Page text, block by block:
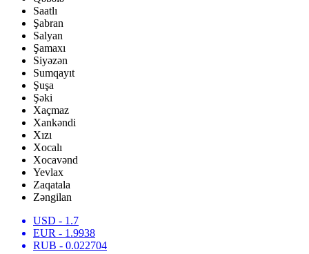
Saatlı
Şabran
Salyan
Şamaxı
Siyəzən
Sumqayıt
Şuşa
Şəki
Xaçmaz
Xankəndi
Xızı
Xocalı
Xocavənd
Yevlax
Zaqatala
Zəngilan
USD - 1.7
EUR - 1.9938
RUB - 0.022704